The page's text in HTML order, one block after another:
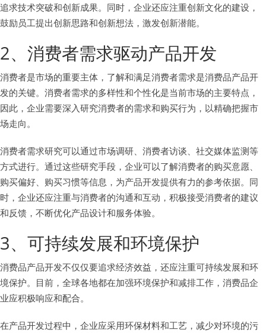
追求技术突破和创新成果。同时，企业还应注重创新文化的建设，
鼓励员工提出创新思路和创新想法，激发创新潜能。
2、消费者需求驱动产品开发
消费者是市场的重要主体，了解和满足消费者需求是消费品产品开
发的关键。消费者需求的多样性和个性化是当前市场的主要特点，
因此，企业需要深入研究消费者的需求和购买行为，以精确把握市
场走向。
消费者需求研究可以通过市场调研、消费者访谈、社交媒体监测等
方式进行。通过这些研究手段，企业可以了解消费者的购买意愿、
购买偏好、购买习惯等信息，为产品开发提供有力的参考依据。同
时，企业还应注重与消费者的沟通和互动，积极接受消费者的建议
和反馈，不断优化产品设计和服务体验。
3、可持续发展和环境保护
消费品产品开发不仅仅要追求经济效益，还应注重可持续发展和环
境保护。目前，全球各地都在加强环境保护和减排工作，消费品企
业应积极响应和配合。
在产品开发过程中，企业应采用环保材料和工艺，减少对环境的污